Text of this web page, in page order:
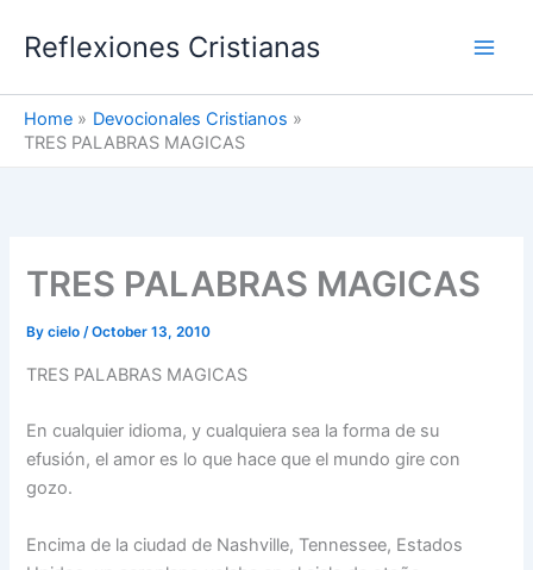
Reflexiones Cristianas
Home
Devocionales Cristianos
TRES PALABRAS MAGICAS
TRES PALABRAS MAGICAS
Bycielo/October 13, 2010
TRES PALABRAS MAGICAS
En cualquier idioma, y cualquiera sea la forma de su
efusión, el amor es lo que hace que el mundo gire con
gozo.
Encima de la ciudad de Nashville, Tennessee, Estados